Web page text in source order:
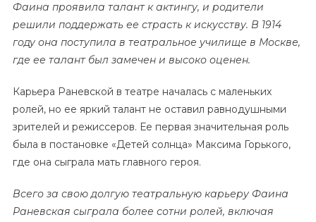
Фаина проявила талант к актингу, и родители
решили поддержать ее страсть к искусству. В 1914
году она поступила в театральное училище в Москве,
где ее талант был замечен и высоко оценен.
Карьера Раневской в театре началась с маленьких
ролей, но ее яркий талант не оставил равнодушными
зрителей и режиссеров. Ее первая значительная роль
была в постановке «Детей солнца» Максима Горького,
где она сыграла мать главного героя.
Всего за свою долгую театральную карьеру Фаина
Раневская сыграла более сотни ролей, включая